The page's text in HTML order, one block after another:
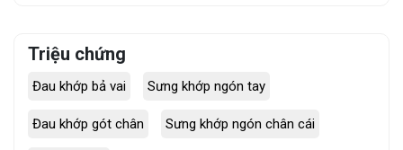
Triệu chứng
Đau khớp bả vai Sưng khớp ngón tay
Đau khớp gót chân Sưng khớp ngón chân cái